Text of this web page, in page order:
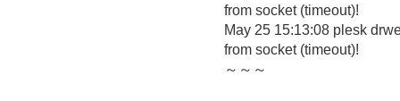
from socket (timeout)!
May 25 15:13:08 plesk
from socket (timeout)!
～～～